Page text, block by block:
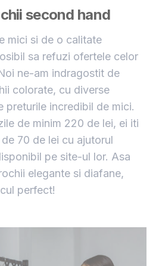
second hand
mici si de o calitate
sa refuzi ofertele celor
ne-am indragostit de
colorate, cu diverse
preturile incredibil de mici.
de minim 220 de lei, ei iti
70 de lei cu ajutorul
pe site-ul lor. Asa
elegante si diafane,
perfect!